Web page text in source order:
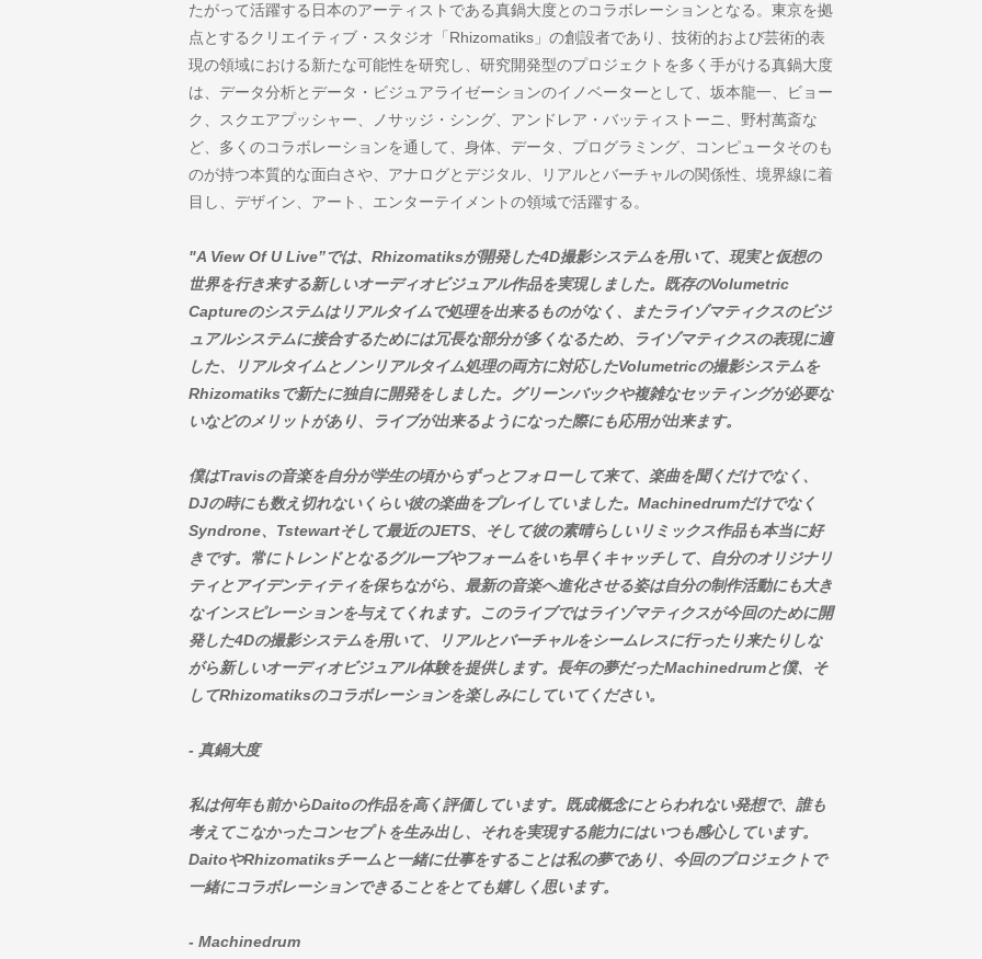
たがって活躍する日本のアーティストである真鍋大度とのコラボレーションとなる。東京を拠
点とするクリエイティブ・スタジオ「Rhizomatiks」の創設者であり、技術的および芸術的表
現の領域における新たな可能性を研究し、研究開発型のプロジェクトを多く手がける真鍋大度
は、データ分析とデータ・ビジュアライゼーションのイノベーターとして、坂本龍一、ビョー
ク、スクエアプッシャー、ノサッジ・シング、アンドレア・バッティストーニ、野村萬斎な
ど、多くのコラボレーションを通して、身体、データ、プログラミング、コンピュータそのも
のが持つ本質的な面白さや、アナログとデジタル、リアルとバーチャルの関係性、境界線に着
目し、デザイン、アート、エンターテイメントの領域で活躍する。
"A View Of U Live”では、Rhizomatiksが開発した4D撮影システムを用いて、現実と仮想の
世界を行き来する新しいオーディオビジュアル作品を実現しました。既存のVolumetric
Captureのシステムはリアルタイムで処理を出来るものがなく、またライゾマティクスのビジ
ュアルシステムに接合するためには冗長な部分が多くなるため、ライゾマティクスの表現に適
した、リアルタイムとノンリアルタイム処理の両方に対応したVolumetricの撮影システムを
Rhizomatiksで新たに独自に開発をしました。グリーンバックや複雑なセッティングが必要な
いなどのメリットがあり、ライブが出来るようになった際にも応用が出来ます。
僕はTravisの音楽を自分が学生の頃からずっとフォローして来て、楽曲を聞くだけでなく、
DJの時にも数え切れないくらい彼の楽曲をプレイしていました。Machinedrumだけでなく
Syndrone、Tstewartそして最近のJETS、そして彼の素晴らしいリミックス作品も本当に好
きです。常にトレンドとなるグルーブやフォームをいち早くキャッチして、自分のオリジナリ
ティとアイデンティティを保ちながら、最新の音楽へ進化させる姿は自分の制作活動にも大き
なインスピレーションを与えてくれます。このライブではライゾマティクスが今回のために開
発した4Dの撮影システムを用いて、リアルとバーチャルをシームレスに行ったり来たりしな
がら新しいオーディオビジュアル体験を提供します。長年の夢だったMachinedrumと僕、そ
してRhizomatiksのコラボレーションを楽しみにしていてください。
- 真鍋大度
私は何年も前からDaitoの作品を高く評価しています。既成概念にとらわれない発想で、誰も
考えてこなかったコンセプトを生み出し、それを実現する能力にはいつも感心しています。
DaitoやRhizomatiksチームと一緒に仕事をすることは私の夢であり、今回のプロジェクトで
一緒にコラボレーションできることをとても嬉しく思います。
- Machinedrum